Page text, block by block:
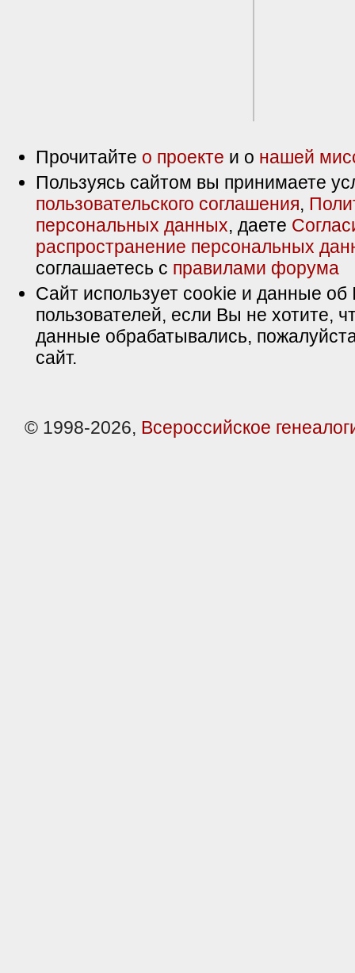
Прочитайте о проекте и о нашей
Пользуясь сайтом вы принимаете
пользовательского соглашения,
персональных данных, даете
распространение персональных
соглашаетесь с правилами форума
Сайт использует cookie и данные об
пользователей, если Вы не хотите,
данные обрабатывались,
сайт.
© 1998-2026, Всероссийское